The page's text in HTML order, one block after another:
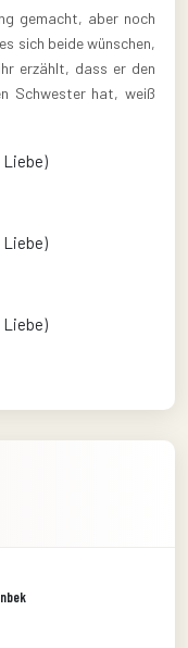
gemacht, aber noch
sich beide wünschen,
erzählt, dass er den
Schwester hat, weiß